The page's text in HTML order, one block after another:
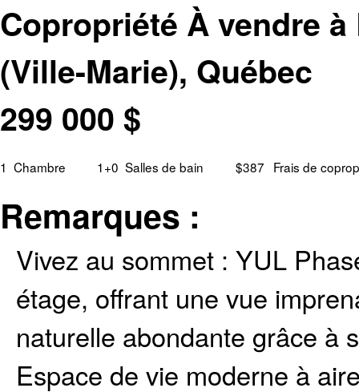
Copropriété À vendre
(Ville-Marie), Québec
299 000 $
1 Chambre 1+0 Salles de bain $387 Frais de
Remarques :
Vivez au sommet : YUL
étage, offrant une vue
naturelle abondante grâce à
Espace de vie moderne à